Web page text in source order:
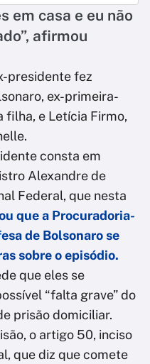
em casa e eu não
afirmou
presidente fez
ex-primeira-
filha, e Letícia Firmo,
consta em
Alexandre de
Federal, que nesta
que a Procuradoria-
de Bolsonaro se
sobre o episódio.
que eles se
“falta grave” do
prisão domiciliar.
o artigo 50, inciso
que diz que comete